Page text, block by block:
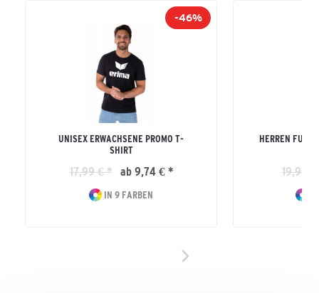
-46%
UNISEX ERWACHSENE PROMO T-
SHIRT
17,99 € * ab 9,74 € *
IN 9 FARBEN
HERREN
19,99